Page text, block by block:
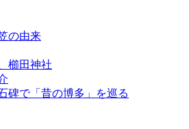
の由来
櫛田神社
碑で「昔の博多」を巡る